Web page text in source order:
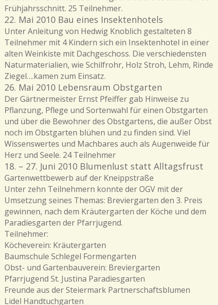
Frühjahrsschnitt. 25 Teilnehmer.
22. Mai 2010 Bau eines Insektenhotels
Unter Anleitung von Hedwig Knoblich gestalteten 8
Teilnehmer mit 4 Kindern sich ein Insektenhotel in einer
alten Weinkiste mit Dachgeschoss. Die verschiedensten
Naturmaterialien, wie Schilfrohr, Holz Stroh, Lehm, Rinde
Ziegel….kamen zum Einsatz.
26. Mai 2010 Lebensraum Obstgarten
DerGärtnermeister Ernst Pfeiffer gab Hinweise zu
Pflanzung, Pflege und Sortenwahl für einen Obstgarten
und über die Bewohner des Obstgartens, die außer Obst
noch im Obstgarten blühen und zu finden sind. Viel
Wissenswertes und Machbares auch als Augenweide für
Herz und Seele. 24 Teilnehmer
18. – 27. Juni 2010 Blumenlust statt Alltagsfrust
Gartenwettbewerb auf der Kneippstraße
Unter zehn Teilnehmern konnte der OGV mit der
Umsetzung seines Themas: Breviergarten den 3. Preis
gewinnen, nach dem Kräutergarten der Köche und dem
Paradiesgarten der Pfarrjugend.
Teilnehmer:
Köcheverein: Kräutergarten
Baumschule Schlegel Formengarten
Obst- und Gartenbauverein: Breviergarten
Pfarrjugend St. Justina Paradiesgarten
Freunde aus der Steiermark Partnerschaftsblumen
Lidel Handtuchgarten